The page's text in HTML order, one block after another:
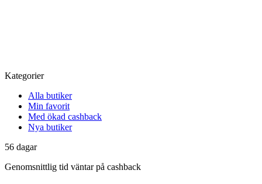
Kategorier
Alla butiker
Min favorit
Med ökad cashback
Nya butiker
56 dagar
Genomsnittlig tid väntar på cashback